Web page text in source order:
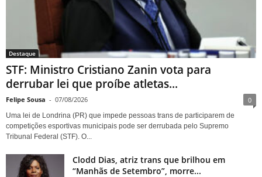
Destaque
STF: Ministro Cristiano Zanin vota para
derrubar lei que proíbe atletas...
Felipe Sousa - 07/08/2026 0
Uma lei de Londrina (PR) que impede pessoas trans de participarem de
competições esportivas municipais pode ser derrubada pelo Supremo
Tribunal Federal (STF). O...
Clodd Dias, atriz trans que brilhou em
“Manhãs de Setembro”, morre...